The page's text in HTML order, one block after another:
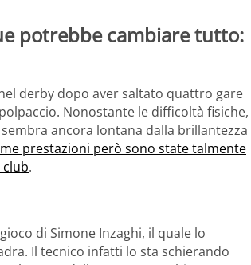
potrebbe cambiare tutto:
derby dopo aver saltato quattro gare
Nonostante le difficoltà fisiche,
ancora lontana dalla brillantezza
prestazioni però sono state talmente
.
di Simone Inzaghi, il quale lo
Il tecnico infatti lo sta schierando